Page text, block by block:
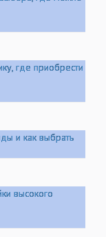
где приобрести
и как выбрать
высокого